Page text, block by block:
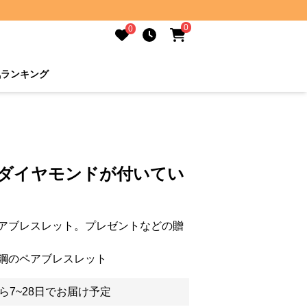
0 0
ンキング
イヤモンドが付いてい
ブレスレット。プレゼントなどの贈
のペアブレスレット
7~28日でお届け予定